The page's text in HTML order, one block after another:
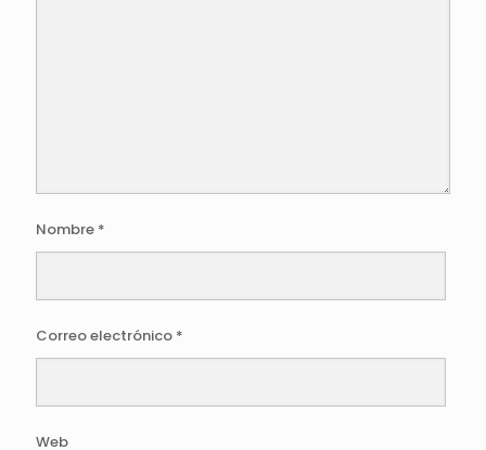
Nombre *
Correo electrónico *
Web